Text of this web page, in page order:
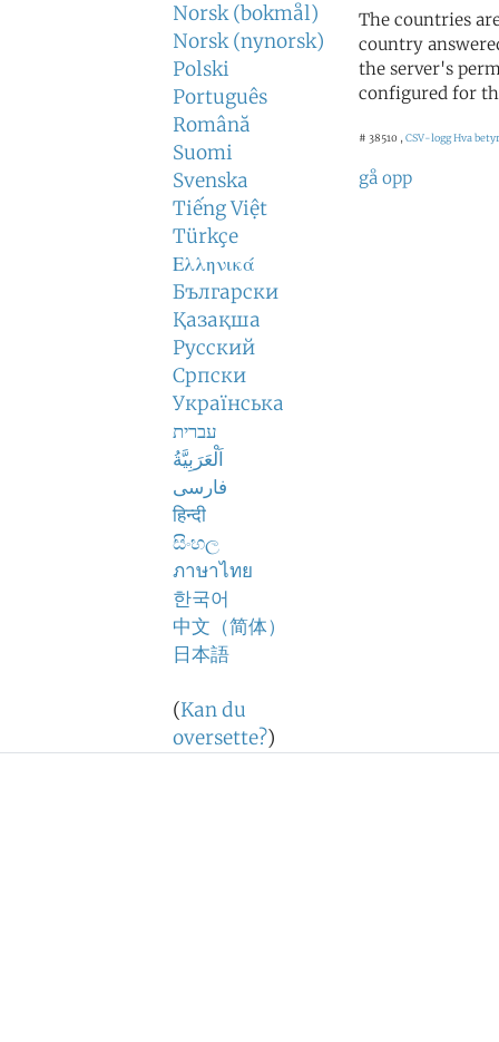
Norsk (bokmål)
Norsk (nynorsk)
Polski
Português
Română
Suomi
Svenska
Tiếng Việt
Türkçe
Ελληνικά
Български
Қазақша
Русский
Српски
Українська
עברית
اَلْعَرَبِيَّةُ
فارسی
हिन्दी
සිංහල
ภาษาไทย
한국어
中文（简体）
日本語
(Kan du
oversette?)
The countries
country
the server's
configured for
# 38510 , CSV-loggHva
gå opp